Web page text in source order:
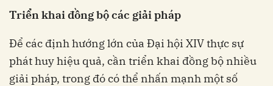
Triển khai đồng bộ các giải pháp
Để các định hướng lớn của Đại hội XIV thực sự
phát huy hiệu quả, cần triển khai đồng bộ nhiều
giải pháp, trong đó có thể nhấn mạnh một số